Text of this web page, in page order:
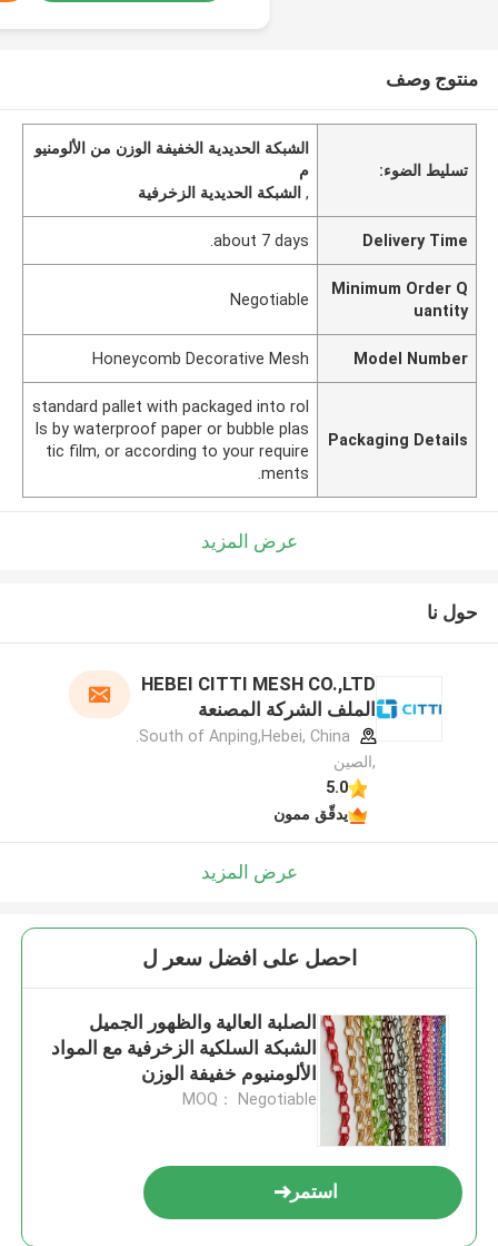
منتوج وصف
تسليط الضوء:
الشبكة الحديدية الخفيفة الوزن من الألومنيو
م
,الشبكة الحديدية الزخرفية
Delivery Time
about 7 days.
Minimum Order Q
uantity
Negotiable
Model Number
Honeycomb Decorative Mesh
Packaging Details
standard pallet with packaged into rol
ls by waterproof paper or bubble plas
tic film, or according to your require
ments.
عرض المزيد
حول نا
HEBEI CITTI MESH CO.,LTD
الملف الشركة المصنعة
,الصين
5.0
يدقّق ممون
عرض المزيد
احصل على افضل سعر ل
الصلبة العالية والظهور الجميل
الشبكة السلكية الزخرفية مع المواد
الألومنيوم خفيفة الوزن
MOQ： Negotiable
استمر